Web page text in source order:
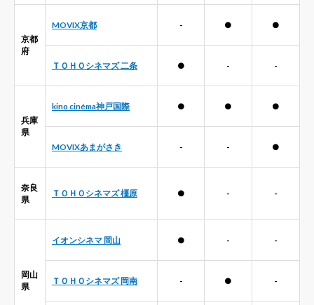
京都
府
MOVIX京都 - ● ●
ＴＯＨＯシネマズ 二条 ● - -
兵庫
県
kino cinéma神戸国際 ● ● ●
MOVIXあまがさき - - ●
奈良
県
ＴＯＨＯシネマズ 橿原 ● - -
岡山
県
イオンシネマ 岡山 ● - -
ＴＯＨＯシネマズ 岡南 - ● -